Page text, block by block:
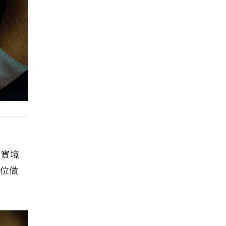
境
做